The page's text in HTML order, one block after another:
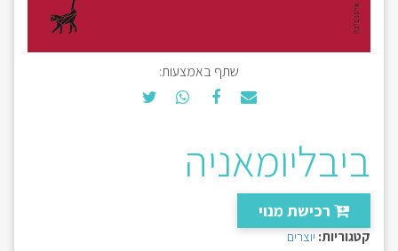
שתף באמצעות:
ביבליומאניה
רכישת מנוי
קטגוריות: יוצרים